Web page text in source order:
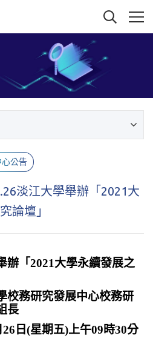
公告
淡江大學舉辦「2021大
論壇」
辦「2021大學永續發展之
校務研究發展中心校務研
長
26日(星期五)上午09時30分